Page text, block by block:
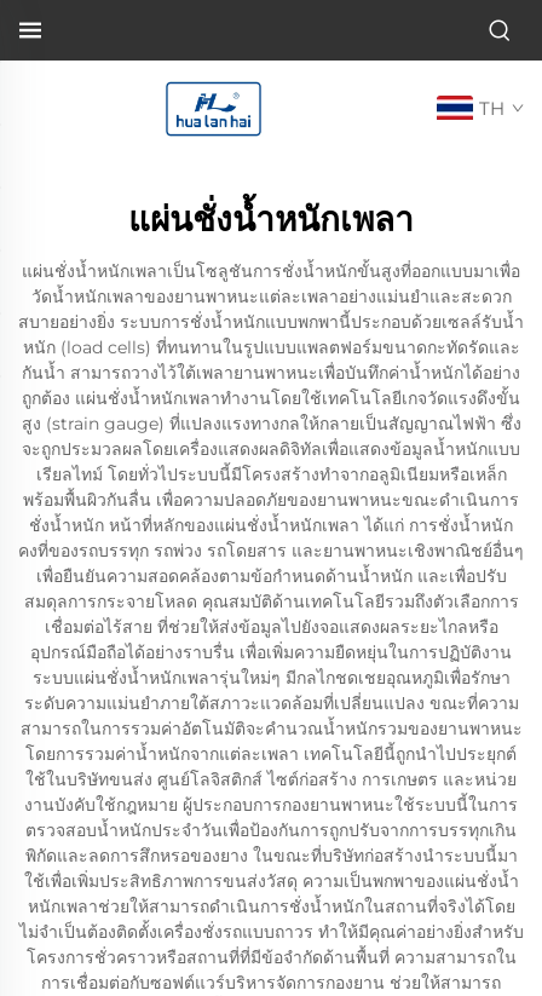
TH
แผ่นชั่งน้ำหนักเพลา
แผ่นชั่งน้ำหนักเพลาเป็นโซลูชันการชั่งน้ำหนักขั้นสูงที่ออกแบบมาเพื่อ
วัดน้ำหนักเพลาของยานพาหนะแต่ละเพลาอย่างแม่นยำและสะดวก
สบายอย่างยิ่ง ระบบการชั่งน้ำหนักแบบพกพานี้ประกอบด้วยเซลล์รับน้ำ
หนัก (load cells) ที่ทนทานในรูปแบบแพลตฟอร์มขนาดกะทัดรัดและ
กันน้ำ สามารถวางไว้ใต้เพลายานพาหนะเพื่อบันทึกค่าน้ำหนักได้อย่าง
ถูกต้อง แผ่นชั่งน้ำหนักเพลาทำงานโดยใช้เทคโนโลยีเกจวัดแรงดึงขั้น
สูง (strain gauge) ที่แปลงแรงทางกลให้กลายเป็นสัญญาณไฟฟ้า ซึ่ง
จะถูกประมวลผลโดยเครื่องแสดงผลดิจิทัลเพื่อแสดงข้อมูลน้ำหนักแบบ
เรียลไทม์ โดยทั่วไประบบนี้มีโครงสร้างทำจากอลูมิเนียมหรือเหล็ก
พร้อมพื้นผิวกันลื่น เพื่อความปลอดภัยของยานพาหนะขณะดำเนินการ
ชั่งน้ำหนัก หน้าที่หลักของแผ่นชั่งน้ำหนักเพลา ได้แก่ การชั่งน้ำหนัก
คงที่ของรถบรรทุก รถพ่วง รถโดยสาร และยานพาหนะเชิงพาณิชย์อื่นๆ
เพื่อยืนยันความสอดคล้องตามข้อกำหนดด้านน้ำหนัก และเพื่อปรับ
สมดุลการกระจายโหลด คุณสมบัติด้านเทคโนโลยีรวมถึงตัวเลือกการ
เชื่อมต่อไร้สาย ที่ช่วยให้ส่งข้อมูลไปยังจอแสดงผลระยะไกลหรือ
อุปกรณ์มือถือได้อย่างราบรื่น เพื่อเพิ่มความยืดหยุ่นในการปฏิบัติงาน
ระบบแผ่นชั่งน้ำหนักเพลารุ่นใหม่ๆ มีกลไกชดเชยอุณหภูมิเพื่อรักษา
ระดับความแม่นยำภายใต้สภาวะแวดล้อมที่เปลี่ยนแปลง ขณะที่ความ
สามารถในการรวมค่าอัตโนมัติจะคำนวณน้ำหนักรวมของยานพาหนะ
โดยการรวมค่าน้ำหนักจากแต่ละเพลา เทคโนโลยีนี้ถูกนำไปประยุกต์
ใช้ในบริษัทขนส่ง ศูนย์โลจิสติกส์ ไซต์ก่อสร้าง การเกษตร และหน่วย
งานบังคับใช้กฎหมาย ผู้ประกอบการกองยานพาหนะใช้ระบบนี้ในการ
ตรวจสอบน้ำหนักประจำวันเพื่อป้องกันการถูกปรับจากการบรรทุกเกิน
พิกัดและลดการสึกหรอของยาง ในขณะที่บริษัทก่อสร้างนำระบบนี้มา
ใช้เพื่อเพิ่มประสิทธิภาพการขนส่งวัสดุ ความเป็นพกพาของแผ่นชั่งน้ำ
หนักเพลาช่วยให้สามารถดำเนินการชั่งน้ำหนักในสถานที่จริงได้โดย
ไม่จำเป็นต้องติดตั้งเครื่องชั่งรถแบบถาวร ทำให้มีคุณค่าอย่างยิ่งสำหรับ
โครงการชั่วคราวหรือสถานที่ที่มีข้อจำกัดด้านพื้นที่ ความสามารถใน
การเชื่อมต่อกับซอฟต์แวร์บริหารจัดการกองยาน ช่วยให้สามารถ